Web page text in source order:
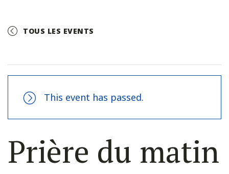
TOUS LES EVENTS
This event has passed.
Prière du matin